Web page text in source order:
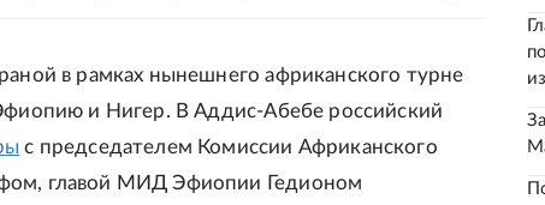
в рамках нынешнего африканского турне
и Нигер. В Аддис-Абебе российский
с председателем Комиссии Африканского
главой МИД Эфиопии Гедионом